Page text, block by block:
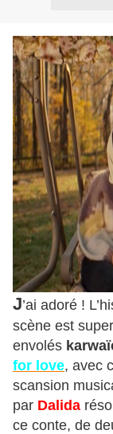
J’ai adoré !
scène est
envolés
for love, avec
scansion
par Dalida
ce conte, de